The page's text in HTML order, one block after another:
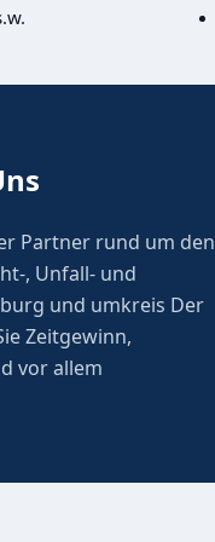
Partner rund um den
, Unfall- und
und umkreis Der
Zeitgewinn,
vor allem